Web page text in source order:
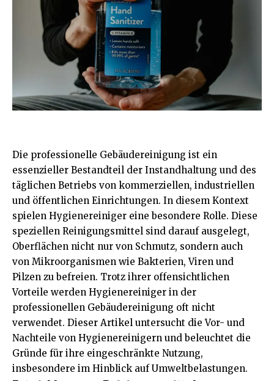
Die professionelle Gebäudereinigung ist ein
essenzieller Bestandteil der Instandhaltung und des
täglichen Betriebs von kommerziellen, industriellen
und öffentlichen Einrichtungen. In diesem Kontext
spielen Hygienereiniger eine besondere Rolle. Diese
speziellen Reinigungsmittel sind darauf ausgelegt,
Oberflächen nicht nur von Schmutz, sondern auch
von Mikroorganismen wie Bakterien, Viren und
Pilzen zu befreien. Trotz ihrer offensichtlichen
Vorteile werden Hygienereiniger in der
professionellen Gebäudereinigung oft nicht
verwendet. Dieser Artikel untersucht die Vor- und
Nachteile von Hygienereinigern und beleuchtet die
Gründe für ihre eingeschränkte Nutzung,
insbesondere im Hinblick auf Umweltbelastungen.